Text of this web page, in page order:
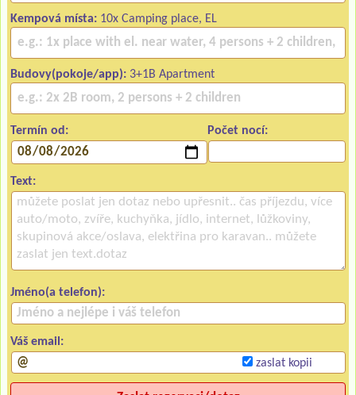
Kempová místa: 10x Camping place, EL
Budovy(pokoje/app): 3+1B Apartment
Termín od: Počet nocí:
Text:
Jméno(a telefon):
Váš email:
zaslat kopii